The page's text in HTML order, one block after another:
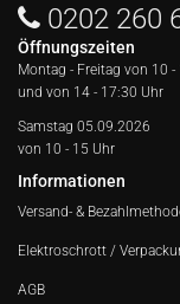
0202 260
Öffnungszeiten
Montag - Freitag von 10 -
und von 14 - 17:30 Uhr
Samstag 05.09.2026
von 10 - 15 Uhr
Informationen
Versand- &
Elektroschrott /
AGB